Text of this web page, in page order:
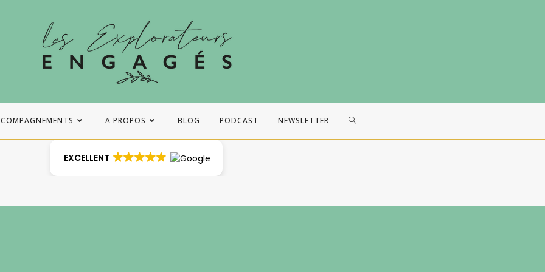
A PROPOS BLOG PODCAST NEWSLETTER TOGGLE
EXCELLENT